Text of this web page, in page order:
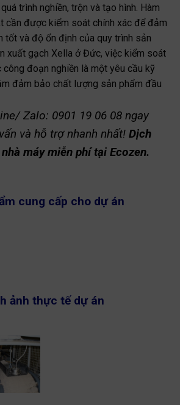
trình nghiền, trộn và tạo hình. Hàm
cần được kiểm soát chính xác để đảm
tốt và độ ổn định của quy trình sản
xuất gạch Xella ở Đức, việc kiểm soát
đoạn nghiền là một yêu cầu kỹ
đảm bảo chất lượng sản phẩm đầu
Zalo: 0901 19 06 08 ngay
và hỗ trợ nhanh nhất! Dịch
máy miễn phí tại Ecozen.
cung cấp cho dự án
ảnh thực tế dự án